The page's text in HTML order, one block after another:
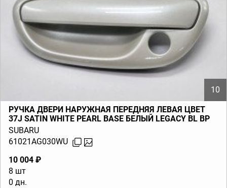
10
РУЧКА ДВЕРИ НАРУЖНАЯ ПЕРЕДНЯЯ ЛЕВАЯ ЦВЕТ
37J SATIN WHITE PEARL BASE БЕЛЫЙ LEGACY BL BP
(B13) 2003-2009
SUBARU
61021AG030WU
10 004 ₽
8 шт
0 дн.